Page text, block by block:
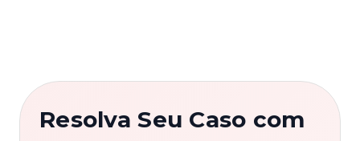
Resolva Seu Caso com